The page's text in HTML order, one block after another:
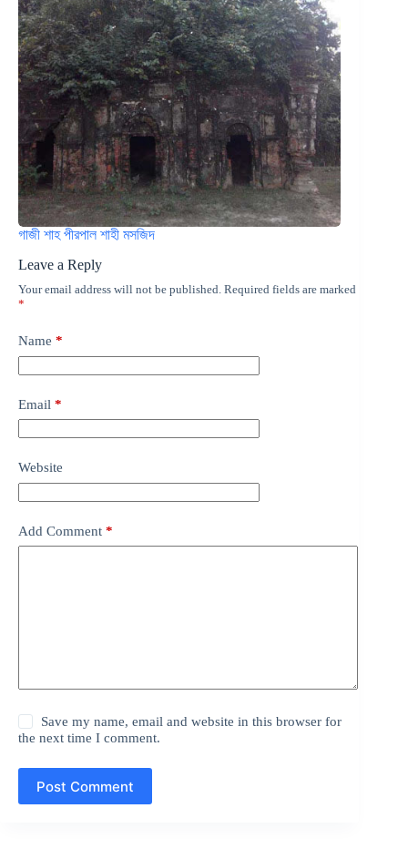
গাজী শাহ পীরপাল শাহী মসজিদ
Leave a Reply
Your email address will not be published. Required fields are marked
*
Name *
Email *
Website
Add Comment *
Save my name, email and website in this browser for
the next time I comment.
Post Comment